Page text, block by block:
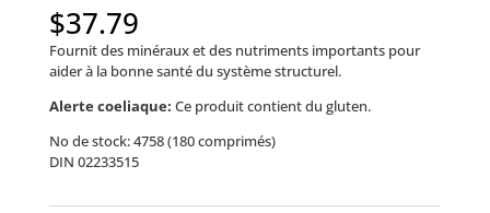
$37.79
Fournit des minéraux et des nutriments importants pour
aider à la bonne santé du système structurel.
Alerte coeliaque: Ce produit contient du gluten.
No de stock: 4758 (180 comprimés)
DIN 02233515